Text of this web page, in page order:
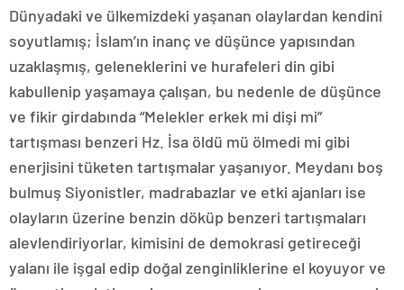
Dünyadaki ve ülkemizdeki yaşanan olaylardan kendini
soyutlamış; İslam’ın inanç ve düşünce yapısından
uzaklaşmış, geleneklerini ve hurafeleri din gibi
kabullenip yaşamaya çalışan, bu nedenle de düşünce
ve fikir girdabında “Melekler erkek mi dişi mi”
tartışması benzeri Hz. İsa öldü mü ölmedi mi gibi
enerjisini tüketen tartışmalar yaşanıyor. Meydanı boş
bulmuş Siyonistler, madrabazlar ve etki ajanları ise
olayların üzerine benzin döküp benzeri tartışmaları
alevlendiriyorlar, kimisini de demokrasi getireceği
yalanı ile işgal edip doğal zenginliklerine el koyuyor ve